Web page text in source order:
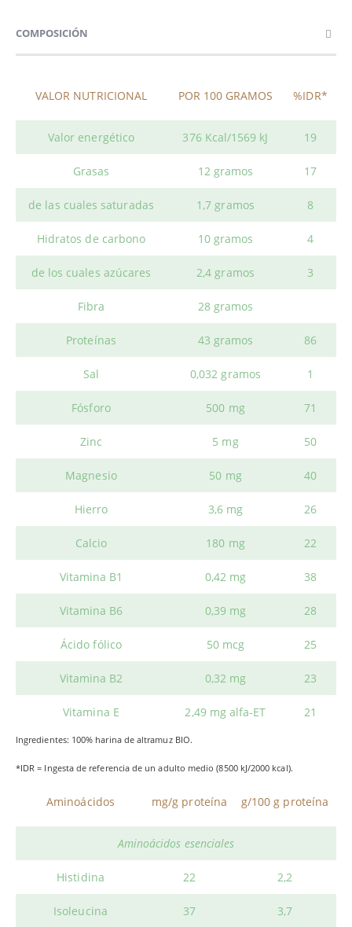
COMPOSICIÓN
VALOR NUTRICIONAL POR 100 GRAMOS %IDR*
Valor energético 376 Kcal/1569 kJ 19
Grasas 12 gramos 17
de las cuales saturadas 1,7 gramos 8
Hidratos de carbono 10 gramos 4
de los cuales azúcares 2,4 gramos 3
Fibra 28 gramos
Proteínas 43 gramos 86
Sal 0,032 gramos 1
Fósforo 500 mg 71
Zinc 5 mg 50
Magnesio 50 mg 40
Hierro 3,6 mg 26
Calcio 180 mg 22
Vitamina B1 0,42 mg 38
Vitamina B6 0,39 mg 28
Ácido fólico 50 mcg 25
Vitamina B2 0,32 mg 23
Vitamina E 2,49 mg alfa-ET 21
Ingredientes: 100% harina de altramuz BIO.
*IDR = Ingesta de referencia de un adulto medio (8500 kJ/2000 kcal).
Aminoácidos mg/g proteína g/100 g proteína
Aminoácidos esenciales
Histidina 22 2,2
Isoleucina 37 3,7